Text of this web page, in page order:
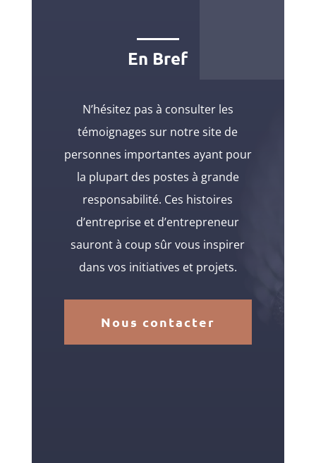
En Bref
N’hésitez pas à consulter les
témoignages sur notre site de
personnes importantes ayant pour
la plupart des postes à grande
responsabilité. Ces histoires
d’entreprise et d’entrepreneur
sauront à coup sûr vous inspirer
dans vos initiatives et projets.
Nous contacter